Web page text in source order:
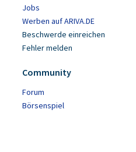
Jobs
Werben auf ARIVA.DE
Beschwerde einreichen
Fehler melden
Community
Forum
Börsenspiel